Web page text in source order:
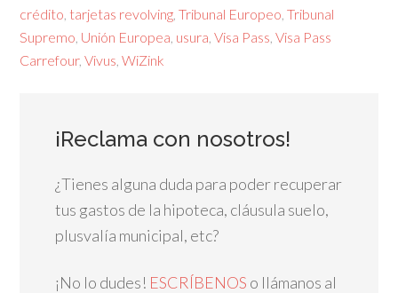
crédito tarjetas revolving ,Tribunal Europeo ,Tribunal
Supremo Unión Europea usura ,Visa Pass ,Visa Pass
Carrefour,Vivus ,WiZink
¡Reclama con nosotros!
¿Tienes alguna duda para poder recuperar
tus gastos de la hipoteca, cláusula suelo,
plusvalía municipal, etc?
¡No lo dudes! ESCRÍBENOS o llámanos al